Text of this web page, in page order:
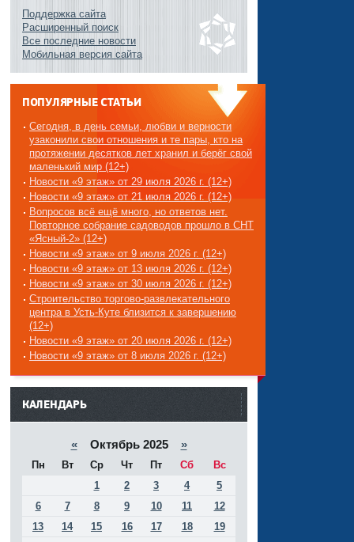
Поддержка сайта
Расширенный поиск
Все последние новости
Мобильная версия сайта
ПОПУЛЯРНЫЕ СТАТЬИ
Сегодня, в день семьи, любви и верности
узаконили свои отношения и те пары, кто на
протяжении десятков лет хранил и берёг свой
маленький мир (12+)
Новости «9 этаж» от 29 июля 2026 г. (12+)
Новости «9 этаж» от 21 июля 2026 г. (12+)
Вопросов всё ещё много, но ответов нет.
Повторное собрание садоводов прошло в СНТ
«Ясный-2» (12+)
Новости «9 этаж» от 9 июля 2026 г. (12+)
Новости «9 этаж» от 13 июля 2026 г. (12+)
Новости «9 этаж» от 30 июля 2026 г. (12+)
Строительство торгово-развлекательного
центра в Усть-Куте близится к завершению
(12+)
Новости «9 этаж» от 20 июля 2026 г. (12+)
Новости «9 этаж» от 8 июля 2026 г. (12+)
------
КАЛЕНДАРЬ
«Октябрь 2025 »
Пн Вт Ср Чт Пт Сб
Вс
1
2 3 4
5
6
7 8 9 10 11
12
13
14 15 16 17 18
19